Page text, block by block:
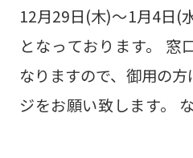
12月29日(木)～1月4日(
となっております。 窓口業務もすべて休止と
なりますので、御用の
ジをお願い致します。 なお、1/5(木)より授業
再開しておりますので